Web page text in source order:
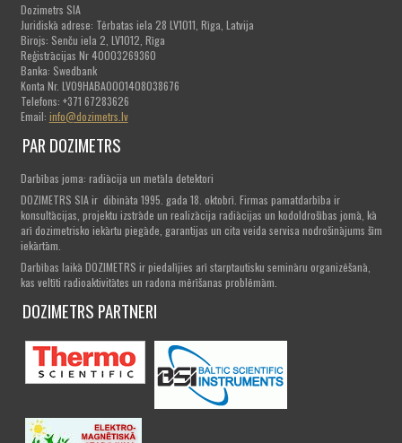
Dozimetrs SIA
Juridiskā adrese: Tērbatas iela 28 LV1011, Rīga, Latvija
Birojs: Senču iela 2, LV1012, Rīga
Reģistrācijas Nr 40003269360
Banka: Swedbank
Konta Nr. LV09HABA0001408038676
Telefons: +371 67283626
Email: info@dozimetrs.lv
PAR DOZIMETRS
Darbības joma: radiācija un metāla detektori
DOZIMETRS SIA ir dibināta 1995. gada 18. oktobrī. Firmas pamatdarbība ir
konsultācijas, projektu izstrāde un realizācija radiācijas un kodoldrošības jomā, kā
arī dozimetrisko iekārtu piegāde, garantijas un cita veida servisa nodrošinājums šīm
iekārtām.
Darbības laikā DOZIMETRS ir piedalījies arī starptautisku semināru organizēšanā,
kas veltīti radioaktivitātes un radona mērīšanas problēmām.
DOZIMETRS PARTNERI